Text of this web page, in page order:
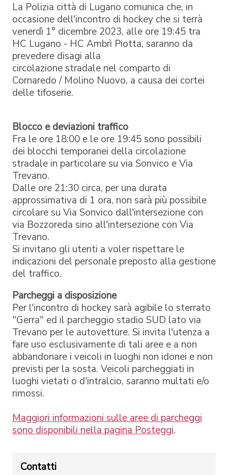
La Polizia città di Lugano comunica che, in
occasione dell'incontro di hockey che si terrà
venerdì 1° dicembre 2023, alle ore 19:45 tra
HC Lugano - HC Ambrì Piotta, saranno da
prevedere disagi alla
circolazione stradale nel comparto di
Cornaredo / Molino Nuovo, a causa dei cortei
delle tifoserie.
Blocco e deviazioni traffico
Fra le ore 18:00 e le ore 19:45 sono possibili
dei blocchi temporanei della circolazione
stradale in particolare su via Sonvico e Via
Trevano.
Dalle ore 21:30 circa, per una durata
approssimativa di 1 ora, non sarà più possibile
circolare su Via Sonvico dall'intersezione con
via Bozzoreda sino all'intersezione con Via
Trevano.
Si invitano gli utenti a voler rispettare le
indicazioni del personale preposto alla gestione
del traffico.
Parcheggi a disposizione
Per l'incontro di hockey sarà agibile lo sterrato
"Gerra" ed il parcheggio stadio SUD lato via
Trevano per le autovetture. Si invita l'utenza a
fare uso esclusivamente di tali aree e a non
abbandonare i veicoli in luoghi non idonei e non
previsti per la sosta. Veicoli parcheggiati in
luoghi vietati o d'intralcio, saranno multati e/o
rimossi.
Maggiori informazioni sulle aree di parcheggi
sono disponibili nella pagina Posteggi.
Contatti